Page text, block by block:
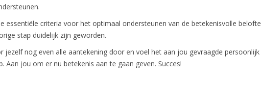
essentiële criteria voor het optimaal ondersteunen van de betekenisvolle belofte
stap duidelijk zijn geworden.
jezelf nog even alle aantekening door en voel het aan jou gevraagde persoonlijk
Aan jou om er nu betekenis aan te gaan geven. Succes!